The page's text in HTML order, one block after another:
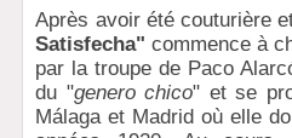
Après avoir été couturière
Satisfecha" commence à
par la troupe de Paco
du "genero chico" et se
Málaga et Madrid où elle